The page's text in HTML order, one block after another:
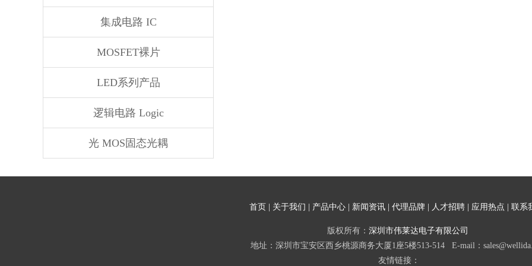
集成电路 IC
MOSFET裸片
LED系列产品
逻辑电路 Logic
光 MOS固态光耦
首页 关于我们 产品中心 新闻资讯 代理品牌 人才招聘 应用热点 联系
版权所有： 深圳市伟莱达电子有限公司
地址：深圳市宝安区西乡桃源商务大厦1座5楼513-514 E-mail：
友情链接：